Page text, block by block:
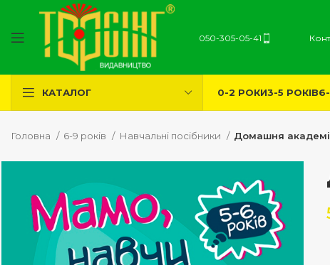
050-305-05-41
КАТАЛОГ 0-2 РОКИ3-5 РОКІВ
Головна 6-9 років Навчальні посібники Домашня